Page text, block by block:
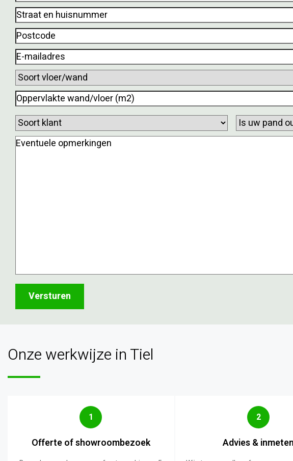
Straat
en
huisnummer(Vereist)
Postcode(Vereist)
E-
mailadres(Vereist)
Soort
vloer/wand(Vereist)
Oppervlakte
wand/vloer
(m2)
(Vereist)
Soort
klant(Vereist)
Is
uw
Eventuele
Onze werkwijze in Tiel
1
Offerte of showroombezoek
2
Advies & inmeten